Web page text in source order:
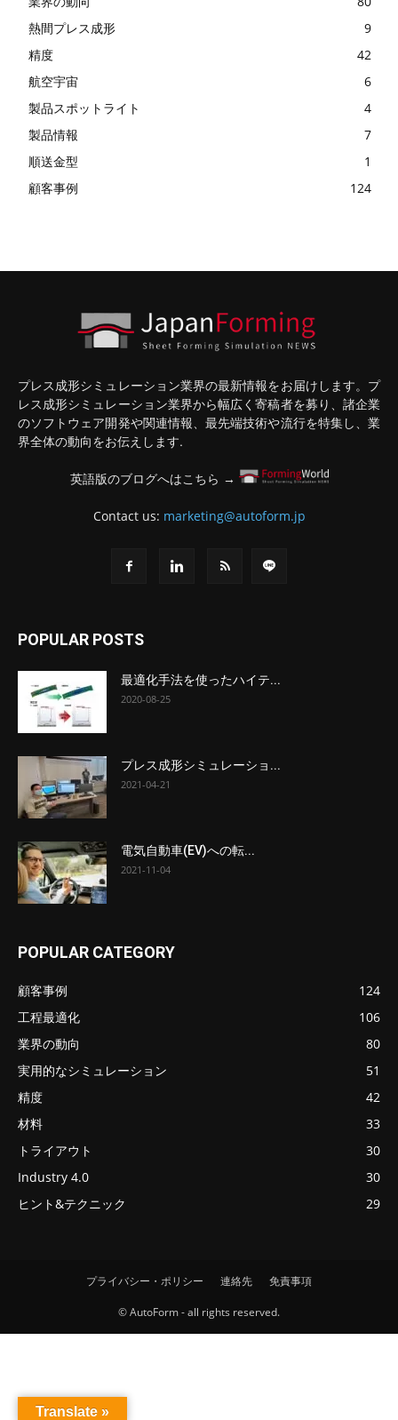
熱間プレス成形
9
精度
42
航空宇宙
6
製品スポットライト
4
製品情報
7
順送金型
1
顧客事例
124
プレス成形シミュレーション業界の最新情報をお届けします。プ
レス成形シミュレーション業界から幅広く寄稿者を募り、諸企業
のソフトウェア開発や関連情報、最先端技術や流行を特集し、業
界全体の動向をお伝えします.
英語版のブログへはこちら →
Contact us: marketing@autoform.jp
POPULAR POSTS
最適化手法を使ったハイテ...
2020-08-25
プレス成形シミュレーショ...
2021-04-21
電気自動車(EV)への転...
2021-11-04
POPULAR CATEGORY
顧客事例
124
工程最適化
106
業界の動向
80
実用的なシミュレーション
51
精度
42
材料
33
トライアウト
30
Industry 4.0
30
ヒント&テクニック
29
プライバシー・ポリシー 連絡先 免責事項
© AutoForm - all rights reserved.
Translate »